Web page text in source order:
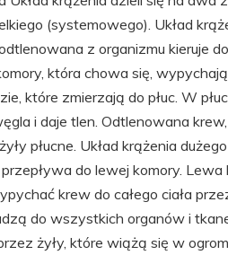
(systemowego). Układ
z organizmu kieruje
która chowa się,
które zmierzają do płuc. W
i daje tlen. Odtlenowana
płucne. Układ krążenia
do lewej komory. Lewa
krew do całego ciała
do wszystkich organów i
żyły, które wiążą się w